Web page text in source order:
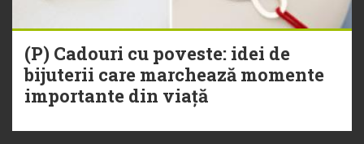
(P) Cadouri cu poveste: idei de
bijuterii care marchează momente
importante din viață